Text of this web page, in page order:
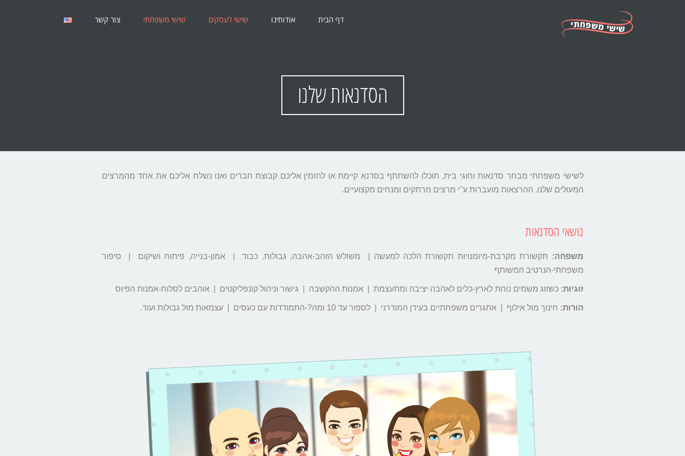
דף הבית אודותינו שישי לעסקים שישי משפחתי צור קשר
הסדנאות שלנו
לשישי משפחתי מבחר סדנאות וחוגי בית, תוכלו להשתתף בסדנא קיימת או להזמין אליכם קבוצת חברים ואנו נשלח אליכם את אחד מהמרצים
המעולים שלנו. ההרצאות מועברות ע"י מרצים מרתקים ומנחים מקצועיים.
נושאי הסדנאות
משפחה: תקשורת מקרבת-מיומנויות תקשורת הלכה למעשה | משולש הזהב-אהבה, גבולות, כבוד | אמון-בנייה, פיתוח ושיקום | סיפור
משפחתי-הנרטיב המשותף
זוגיות:כשזוג משמים נוחת לארץ-כלים לאהבה יציבה ומתעצמת | אמנות ההקשבה | גישור וניהול קונפליקטים | אוהבים לסלוח-אמנות הפיוס
הורות: חינוך מול אילוף | אתגרים משפחתיים בעידן המודרני | לספור עד 10 ומה?-התמודדות עם כעסים | עצמאות מול גבולות ועוד.